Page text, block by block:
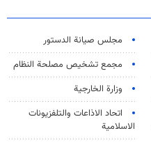
مجلس صيانة الدستور
مجمع تشخيص مصلحة النظام
وزارة الخارجية
اتحاد الاذاعات والتلفزيونات
الاسلامية